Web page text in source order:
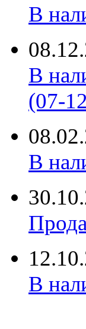
В
В
(07-
В
В